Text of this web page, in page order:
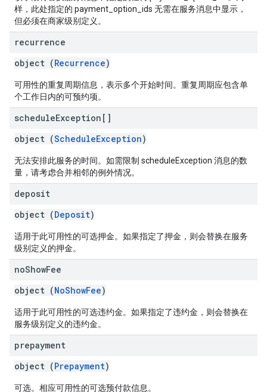
样，此处指定的 payment_option_ids 无需在服务消息中显示，
但必须在商家级别定义。
recurrence
object (Recurrence)
可用性的重复周期信息，表示多个开始时间。重复周期应包含单
个工作日内的可预约项。
scheduleException[]
object (ScheduleException)
无法安排此服务的时间。如需限制 scheduleException 消息的数
量，请考虑合并相邻的例外情况。
deposit
object (Deposit)
适用于此可用性的可选押金。如果指定了押金，则会替换在服务
级别定义的押金。
noShowFee
object (NoShowFee)
适用于此可用性的可选违约金。如果指定了违约金，则会替换在
服务级别定义的违约金。
prepayment
object (Prepayment)
可选。相应可用性的可选预付款信息。